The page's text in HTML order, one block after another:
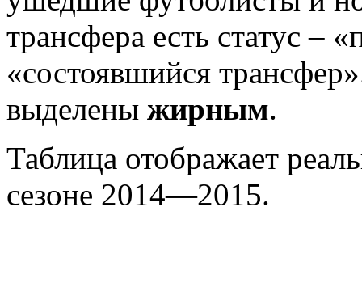
трансфера есть статус –
«состоявшийся
выделены жирным.
Таблица отображает
сезоне 2014—2015.